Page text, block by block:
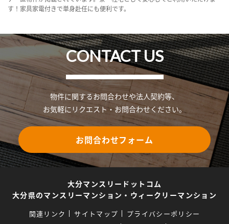
す！家具家電付きで単身赴任にも便利です。
CONTACT US
物件に関するお問合わせや法人契約等、
お気軽にリクエスト・お問合わせください。
お問合わせフォーム
大分マンスリードットコム
大分県のマンスリーマンション・ウィークリーマンション
関連リンク サイトマップ
プライバシーポリシー